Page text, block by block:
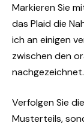
Markieren Sie
das Plaid die
ich an einigen
zwischen den
nachgezeichnet.
Verfolgen Sie
Musterteils,